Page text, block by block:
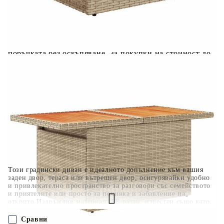
Този градински диван е идеалното допълнение към вашия
заден двор, тераса или вътрешен двор, осигурявайки удобно
и привлекателно пространство за разговори със семейството
и приятелите или просто за почивка и забавление на
открито.Издръжлив материал: PE ратан, известен също като
полиратан, е здрав синтетичен материал с малко необходима
поддръжка, който прилича на естествен ратан. Той е лек,
Когато плащате с NewPay, всъщност NewPay плаща
поръчката без оскъпяване. За покупки на стойност до
Плащане на 6 вноски. Стойността на поръчката се
разпределя в 6 равни месечни вноски с оскъпяване. За
покупки на стойност до 2000 лв. / €1022.61
Сравни